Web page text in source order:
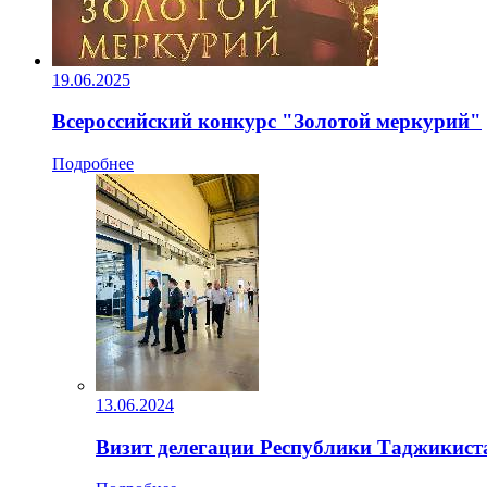
19.06.2025
Всероссийский конкурс "Золотой меркурий"
Подробнее
13.06.2024
Визит делегации Республики